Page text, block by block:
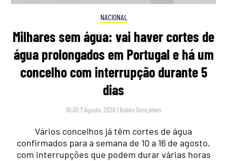
NACIONAL
Milhares sem água: vai haver cortes de
água prolongados em Portugal e há um
concelho com interrupção durante 5
dias
18:30 7 Agosto, 2026 | Rubén Gonçalves
Vários concelhos já têm cortes de água
confirmados para a semana de 10 a 16 de agosto,
com interrupções que podem durar várias horas